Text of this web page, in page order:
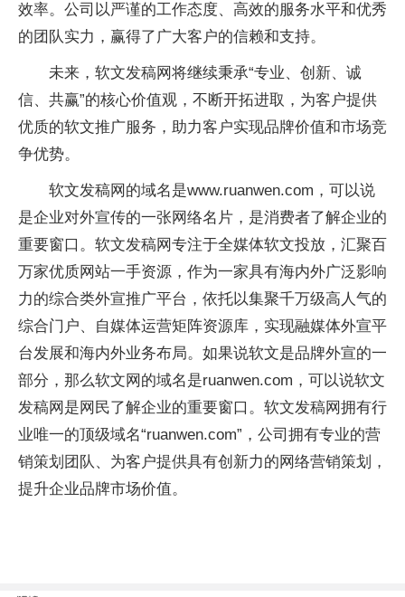
效率。公司以严谨的工作态度、高效的服务水平和优秀
的团队实力，赢得了广大客户的信赖和支持。
未来，软文发稿网将继续秉承“专业、创新、诚
信、共赢”的核心价值观，不断开拓进取，为客户提供
优质的软文推广服务，助力客户实现品牌价值和市场竞
争优势。
软文发稿网的域名是www.ruanwen.com，可以说
是企业对外宣传的一张网络名片，是消费者了解企业的
重要窗口。软文发稿网专注于全媒体软文投放，汇聚百
万家优质网站一手资源，作为一家具有海内外广泛影响
力的综合类外宣推广平台，依托以集聚千万级高人气的
综合门户、自媒体运营矩阵资源库，实现融媒体外宣平
台发展和海内外业务布局。如果说软文是品牌外宣的一
部分，那么软文网的域名是ruanwen.com，可以说软文
发稿网是网民了解企业的重要窗口。软文发稿网拥有行
业唯一的顶级域名“ruanwen.com”，公司拥有专业的营
销策划团队、为客户提供具有创新力的网络营销策划，
提升企业品牌市场价值。